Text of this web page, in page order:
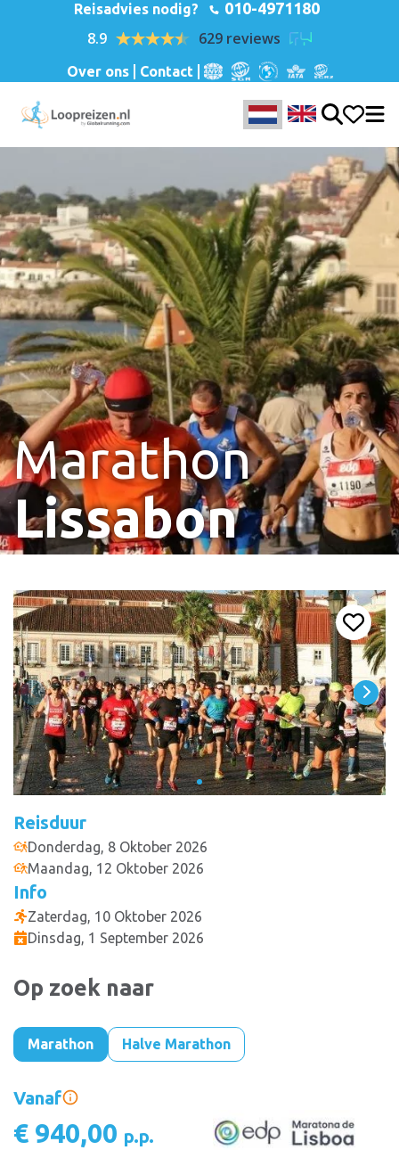
Reisadvies nodig? 010-4971180
8.9 629 reviews
Over ons Contact
Marathon
Lissabon
Reisduur
Donderdag, 8 Oktober 2026
Maandag, 12 Oktober 2026
Info
Zaterdag, 10 Oktober 2026
Dinsdag, 1 September 2026
Op zoek naar
Marathon Halve Marathon
Vanaf
€ 940,00 p.p.